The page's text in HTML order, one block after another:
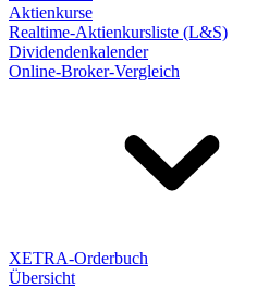
Aktienkurse
Realtime-Aktienkursliste (L&S)
Dividendenkalender
Online-Broker-Vergleich
XETRA-Orderbuch
Übersicht